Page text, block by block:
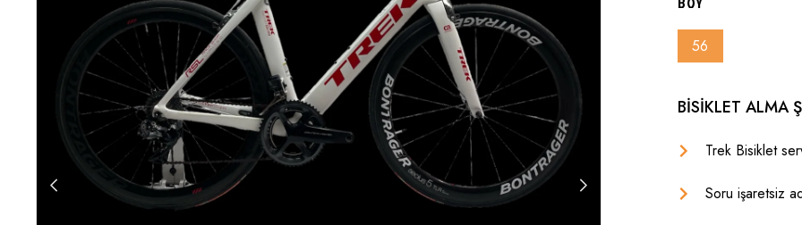
56
BISIKLET ALMA
Trek Bisiklet
Soru işaretsiz